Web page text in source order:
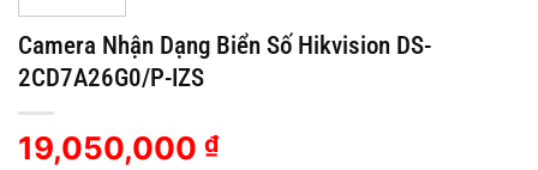
Camera Nhận Dạng Biển Số Hikvision DS-
2CD7A26G0/P-IZS
19,050,000 ₫